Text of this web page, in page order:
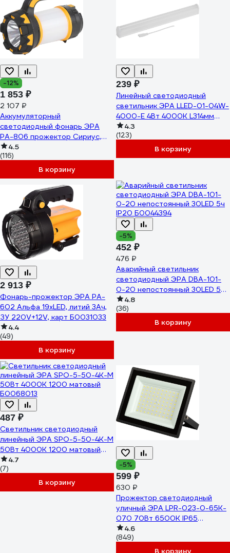
-12%
1 853 ₽
2 107 ₽
Аккумуляторный
светодиодный фонарь ЭРА
PA-806 прожектор Сириус,
Б0054141
4.5
(116)
В корзину
239 ₽
Линейный светодиодный
светильник ЭРА LLED-01-04W-
4000-E 4Вт 4000К L314мм
Б0052719
4.3
(123)
В корзину
2 913 ₽
Фонарь-прожектор ЭРА PA-
602 Альфа 19xLED, литий 3Ач,
ЗУ 220V+12V, карт Б0031033
4.4
(49)
В корзину
-5%
452 ₽
476 ₽
Аварийный светильник
светодиодный ЭРА DBA-101-
0-20 непостоянный 30LED 5ч
IP20 Б0044394
4.8
(36)
В корзину
487 ₽
Светильник светодиодный
линейный ЭРА SPO-5-50-4K-M
50Вт 4000K 1200 матовый
Б0068013
4.7
(7)
В корзину
-5%
599 ₽
630 ₽
Прожектор светодиодный
уличный ЭРА LPR-023-0-65K-
070 70Вт 6500K IP65
Б0052025
4.6
(849)
В корзину